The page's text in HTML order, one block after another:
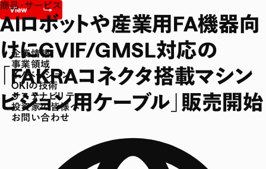
企業情報
事業領域
イノベーション
OKIの技術
サステナビリティ
投資家の皆様へ
お問い合わせ
商品・サービス
AIロボットや産業用FA機器向
けにGVIF/GMSL対応の
「FAKRAコネクタ搭載マシン
ビジョン用ケーブル」販売開始